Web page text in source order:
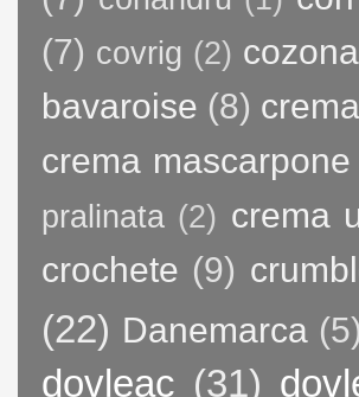
(7) covrig (2)
bavaroise (8)
crema mascarpone
pralinata (2) crema
crochete (9)
(22) Danemarca (5)
dovleac (31)